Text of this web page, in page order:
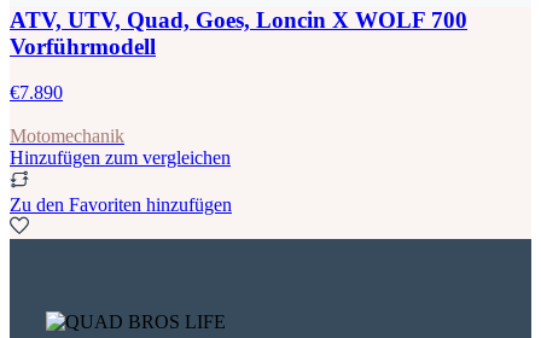
ATV, UTV, Quad, Goes, Loncin X WOLF 700
Vorführmodell
€7.890
Motomechanik
Hinzufügen zum vergleichen
Zu den Favoriten hinzufügen